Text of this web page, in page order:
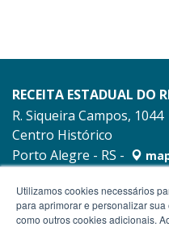
RECEITA ESTADUAL DO
R. Siqueira Campos, 1044
Centro Histórico
Porto Alegre - RS -
Utilizamos cookies necessários
para aprimorar e personalizar
como outros cookies adicionais.